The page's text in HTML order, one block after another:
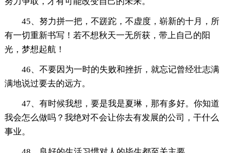
45、努力拼一把，不蹉跎，不虚度，崭新的十月，所
有一切重新书写！若不想秋天一无所获，带上自己的阳
光，梦想起航！
46、不要因为一时的失败和挫折，就忘记曾经壮志满
满地说过要去的远方。
47、有时候我想，要是我是夏琳，那有多好。你知道
我会怎么做吗？我绝对不会让你去有发展的公司，干什么
事业。